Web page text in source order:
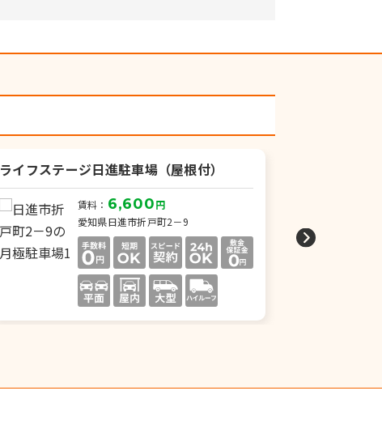
ライフステージ日進駐車場（屋根付）
賃料： 6,600円
愛知県日進市折戸町2－9